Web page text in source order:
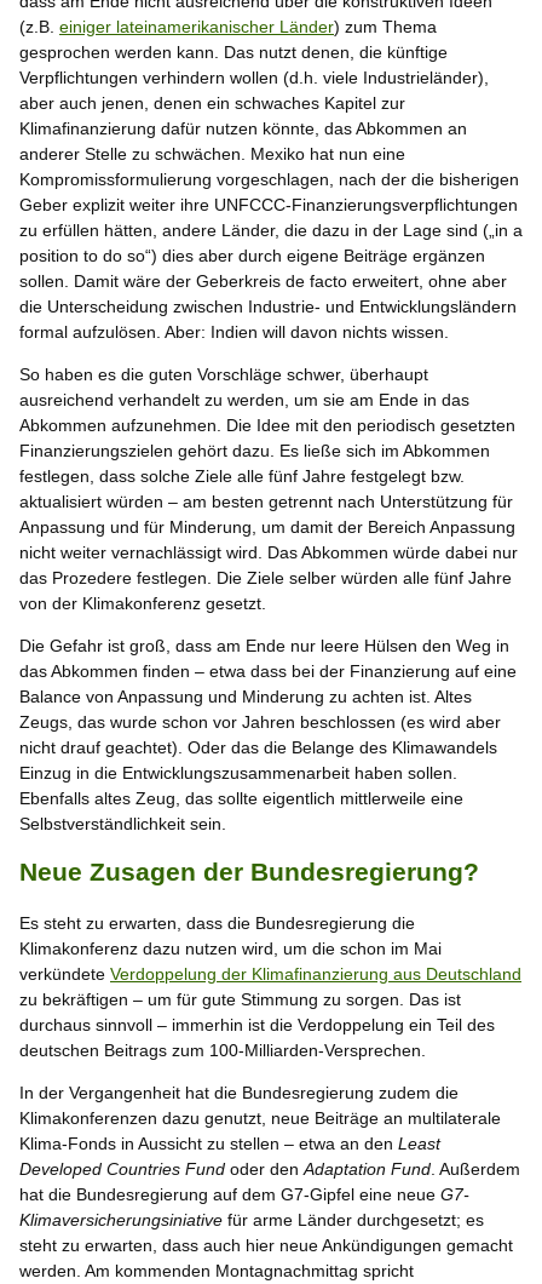
(z.B. einiger lateinamerikanischer Länder) zum Thema
gesprochen werden kann. Das nutzt denen, die künftige
Verpflichtungen verhindern wollen (d.h. viele Industrieländer),
aber auch jenen, denen ein schwaches Kapitel zur
Klimafinanzierung dafür nutzen könnte, das Abkommen an
anderer Stelle zu schwächen. Mexiko hat nun eine
Kompromissformulierung vorgeschlagen, nach der die bisherigen
Geber explizit weiter ihre UNFCCC-Finanzierungsverpflichtungen
zu erfüllen hätten, andere Länder, die dazu in der Lage sind („in a
position to do so“) dies aber durch eigene Beiträge ergänzen
sollen. Damit wäre der Geberkreis de facto erweitert, ohne aber
die Unterscheidung zwischen Industrie- und Entwicklungsländern
formal aufzulösen. Aber: Indien will davon nichts wissen.
So haben es die guten Vorschläge schwer, überhaupt
ausreichend verhandelt zu werden, um sie am Ende in das
Abkommen aufzunehmen. Die Idee mit den periodisch gesetzten
Finanzierungszielen gehört dazu. Es ließe sich im Abkommen
festlegen, dass solche Ziele alle fünf Jahre festgelegt bzw.
aktualisiert würden – am besten getrennt nach Unterstützung für
Anpassung und für Minderung, um damit der Bereich Anpassung
nicht weiter vernachlässigt wird. Das Abkommen würde dabei nur
das Prozedere festlegen. Die Ziele selber würden alle fünf Jahre
von der Klimakonferenz gesetzt.
Die Gefahr ist groß, dass am Ende nur leere Hülsen den Weg in
das Abkommen finden – etwa dass bei der Finanzierung auf eine
Balance von Anpassung und Minderung zu achten ist. Altes
Zeugs, das wurde schon vor Jahren beschlossen (es wird aber
nicht drauf geachtet). Oder das die Belange des Klimawandels
Einzug in die Entwicklungszusammenarbeit haben sollen.
Ebenfalls altes Zeug, das sollte eigentlich mittlerweile eine
Selbstverständlichkeit sein.
Neue Zusagen der Bundesregierung?
Es steht zu erwarten, dass die Bundesregierung die
Klimakonferenz dazu nutzen wird, um die schon im Mai
verkündete Verdoppelung der Klimafinanzierung aus Deutschland
zu bekräftigen – um für gute Stimmung zu sorgen. Das ist
durchaus sinnvoll – immerhin ist die Verdoppelung ein Teil des
deutschen Beitrags zum 100-Milliarden-Versprechen.
In der Vergangenheit hat die Bundesregierung zudem die
Klimakonferenzen dazu genutzt, neue Beiträge an multilaterale
Klima-Fonds in Aussicht zu stellen – etwa an den Least
Developed Countries Fund oder den Adaptation Fund . Außerdem
hat die Bundesregierung auf dem G7-Gipfel eine neue G7-
Klimaversicherungsiniative für arme Länder durchgesetzt; es
steht zu erwarten, dass auch hier neue Ankündigungen gemacht
werden. Am kommenden Montagnachmittag spricht